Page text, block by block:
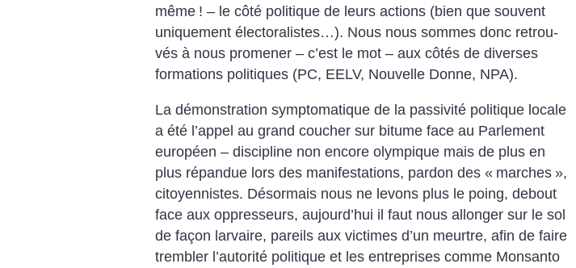
même ! – le côté politique de leurs actions (bien que souvent
uniquement électoralistes…). Nous nous sommes donc retrou­
vés à nous promener – c’est le mot – aux côtés de diverses
formations politiques (PC, EELV, Nouvelle Donne, NPA).
La démonstration symptomatique de la passivité politique locale
a été l’appel au grand coucher sur bitume face au Parlement
européen – discipline non encore olympique mais de plus en
plus répandue lors des manifestations, pardon des « marches »,
citoyennistes. Désormais nous ne levons plus le poing, debout
face aux oppresseurs, aujourd’hui il faut nous allonger sur le sol
de façon larvaire, pareils aux victimes d’un meurtre, afin de faire
trembler l’autorité politique et les entreprises comme Monsanto